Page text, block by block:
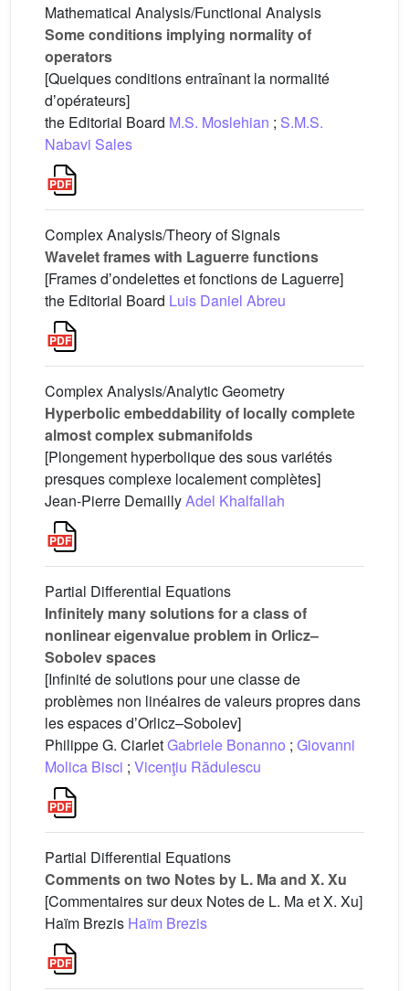
Mathematical Analysis/Functional Analysis
Some conditions implying normality of
operators
[Quelques conditions entraînant la normalité
dʼopérateurs]
the Editorial Board M.S. Moslehian ; S.M.S.
Nabavi Sales
Complex Analysis/Theory of Signals
Wavelet frames with Laguerre functions
[Frames dʼondelettes et fonctions de Laguerre]
the Editorial Board Luis Daniel Abreu
Complex Analysis/Analytic Geometry
Hyperbolic embeddability of locally complete
almost complex submanifolds
[Plongement hyperbolique des sous variétés
presques complexe localement complètes]
Jean-Pierre DemaillyAdel Khalfallah
Partial Differential Equations
Infinitely many solutions for a class of
nonlinear eigenvalue problem in Orlicz–
Sobolev spaces
[Infinité de solutions pour une classe de
problèmes non linéaires de valeurs propres dans
les espaces dʼOrlicz–Sobolev]
Philippe G. CiarletGabriele Bonanno ; Giovanni
Molica Bisci ; Vicenţiu Rădulescu
Partial Differential Equations
Comments on two Notes by L. Ma and X. Xu
[Commentaires sur deux Notes de L. Ma et X. Xu]
Haïm Brezis Haïm Brezis